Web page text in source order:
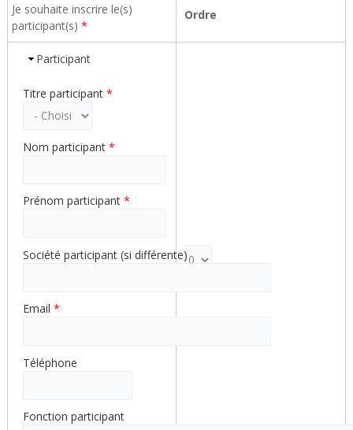
Je souhaite inscrire le(s)
participant(s) *
Ordre
Participant
Titre participant *
Nom participant *
Prénom participant *
Société participant (si différente)
Email *
Téléphone
Fonction participant
Poids pour la ligne 1